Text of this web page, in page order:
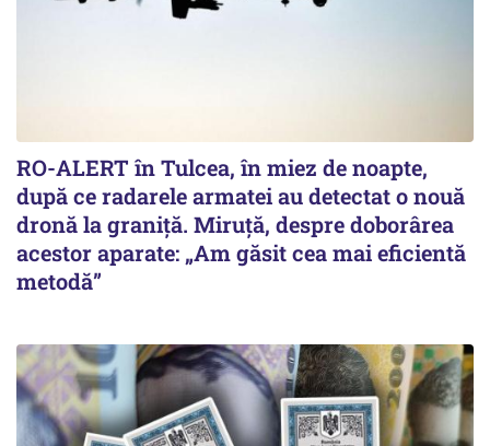
RO-ALERT în Tulcea, în miez de noapte,
după ce radarele armatei au detectat o nouă
dronă la graniță. Miruță, despre doborârea
acestor aparate: „Am găsit cea mai eficientă
metodă”